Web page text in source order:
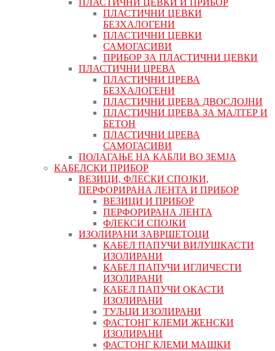
ПЛАСТИЧНИ ЦЕВКИ И ПРИБОР
ПЛАСТИЧНИ ЦЕВКИ
БЕЗХАЛОГЕНИ
ПЛАСТИЧНИ ЦЕВКИ
САМОГАСИВИ
ПРИБОР ЗА ПЛАСТИЧНИ ЦЕВКИ
ПЛАСТИЧНИ ЦРЕВА
ПЛАСТИЧНИ ЦРЕВА
БЕЗХАЛОГЕНИ
ПЛАСТИЧНИ ЦРЕВА ДВОСЛОЈНИ
ПЛАСТИЧНИ ЦРЕВА ЗА МАЛТЕР И
БЕТОН
ПЛАСТИЧНИ ЦРЕВА
САМОГАСИВИ
ПОЛАГАЊЕ НА КАБЛИ ВО ЗЕМЈА
КАБЕЛСКИ ПРИБОР
ВЕЗИЦИ, ФЛЕСКИ СПОЈКИ,
ПЕРФОРИРАНА ЛЕНТА И ПРИБОР
ВЕЗИЦИ И ПРИБОР
ПЕРФОРИРАНА ЛЕНТА
ФЛЕКСИ СПОЈКИ
ИЗОЛИРАНИ ЗАВРШЕТОЦИ
КАБЕЛ ПАПУЧИ ВИЛУШКАСТИ
ИЗОЛИРАНИ
КАБЕЛ ПАПУЧИ ИГЛИЧЕСТИ
ИЗОЛИРАНИ
КАБЕЛ ПАПУЧИ ОКАСТИ
ИЗОЛИРАНИ
ТУЉЦИ ИЗОЛИРАНИ
ФАСТОНГ КЛЕМИ ЖЕНСКИ
ИЗОЛИРАНИ
ФАСТОНГ КЛЕМИ МАШКИ